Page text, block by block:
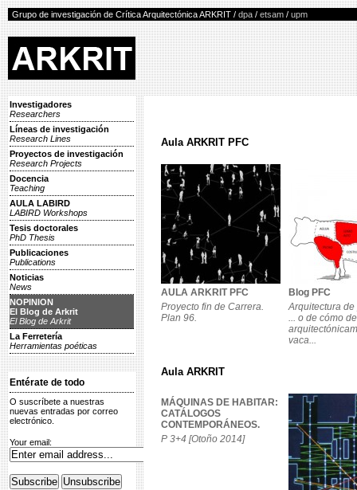
Grupo de investigación de Crítica Arquitectónica ARKRIT / dpa / etsam / upm
Investigadores
Researchers
Líneas de investigación
Research Lines
Proyectos de investigación
Research Projects
Docencia
Teaching
AULA LABIRD
LABIRD Workshops
Tesis doctorales
PhD Thesis
Publicaciones
Publications
Noticias
News
NOPINION
El Blog de Arkrit
El Blog de Arkrit
La Ferretería
Herramientas poéticas
Entérate de todo
O suscríbete a nuestras
nuevas entradas por correo
electrónico.
Your email:
Aula ARKRIT PFC
AULA ARKRIT PFC
Proyecto fin de Carrera.
Plan 96.
Blog PFC
Arquitectura de
... o de cómo
vaca...
Aula ARKRIT
MÁQUINAS DE HABITAR:
CATÁLOGOS
CONTEMPORÁNEOS.
P 3+4 [Otoño 2014]